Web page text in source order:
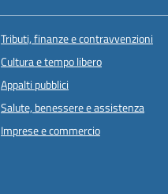
Tributi, finanze e contravvenzioni
Cultura e tempo libero
Appalti pubblici
Salute, benessere e assistenza
Imprese e commercio